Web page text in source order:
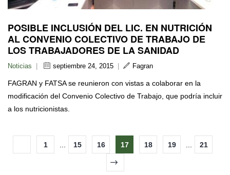
POSIBLE INCLUSIÓN DEL LIC. EN NUTRICIÓN
AL CONVENIO COLECTIVO DE TRABAJO DE
LOS TRABAJADORES DE LA SANIDAD
Noticias septiembre 24, 2015 Fagran
FAGRAN y FATSA se reunieron con vistas a colaborar en la
modificación del Convenio Colectivo de Trabajo, que podría incluir
a los nutricionistas.
1 ... 15 16 17 18 19 ... 21